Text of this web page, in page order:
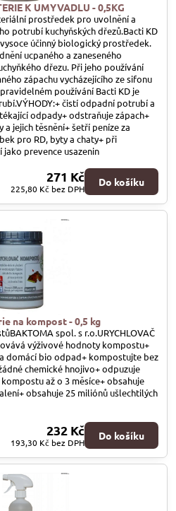
K UMYVADLU - 0,5KG
prostředek pro uvolnění a
potrubí kuchyňských dřezů.Bacti KD
účinný biologický prostředek.
ucpaného a zaneseného
dřezu. Při jeho používání
zápachu vycházejícího ze sifonu
používání Bacti KD je
čistí odpadní potrubí a
odpady+ odstraňuje zápach+
jejich těsnění+ šetří peníze za
pro RD, byty a chaty+ při
prevence usazenin
271 Kč
225,80 Kč bez DPH
Do košíku
na kompost - 0,5 kg
spol. s r.o.URYCHLOVAČ
výživové hodnoty kompostu+
domácí bio odpad+ kompostujte bez
chemické hnojivo+ odpuzuje
až o 3 měsíce+ obsahuje
obsahuje 25 miliónů ušlechtilých
232 Kč
193,30 Kč bez DPH
Do košíku